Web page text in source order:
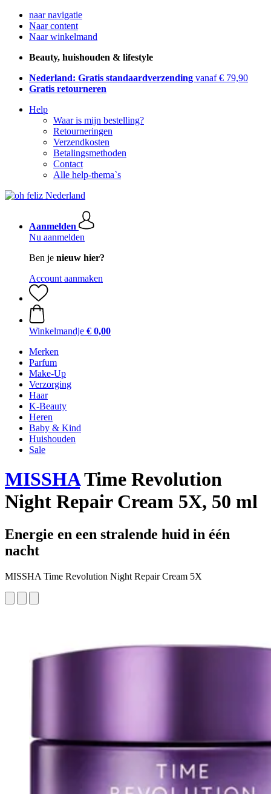
naar navigatie
Naar content
Naar winkelmand
Beauty, huishouden & lifestyle
Nederland: Gratis standaardverzending vanaf € 79,90
Gratis retourneren
Help
Waar is mijn bestelling?
Retourneringen
Verzendkosten
Betalingsmethoden
Contact
Alle help-thema`s
Aanmelden
Nu aanmelden
Ben je nieuw hier?
Account aanmaken
Winkelmandje € 0,00
Merken
Parfum
Make-Up
Verzorging
Haar
K-Beauty
Heren
Baby & Kind
Huishouden
Sale
MISSHATime Revolution
Night Repair Cream 5X, 50 ml
Energie en een stralende huid in één
nacht
MISSHA Time Revolution Night Repair Cream 5X